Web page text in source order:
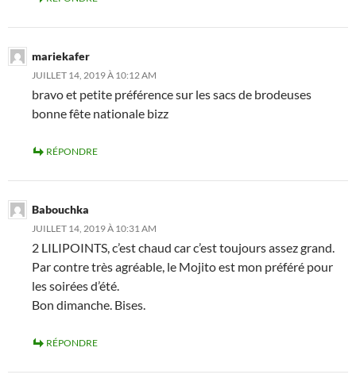
mariekafer
JUILLET 14, 2019 À 10:12 AM
bravo et petite préférence sur les sacs de brodeuses
bonne fête nationale bizz
RÉPONDRE
Babouchka
JUILLET 14, 2019 À 10:31 AM
2 LILIPOINTS, c’est chaud car c’est toujours assez grand.
Par contre très agréable, le Mojito est mon préféré pour
les soirées d’été.
Bon dimanche. Bises.
RÉPONDRE